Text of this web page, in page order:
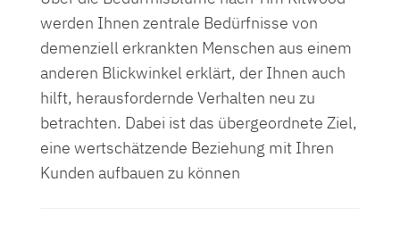
werden Ihnen zentrale Bedürfnisse von
demenziell erkrankten Menschen aus einem
anderen Blickwinkel erklärt, der Ihnen auch
hilft, herausfordernde Verhalten neu zu
betrachten. Dabei ist das übergeordnete Ziel,
eine wertschätzende Beziehung mit Ihren
Kunden aufbauen zu können